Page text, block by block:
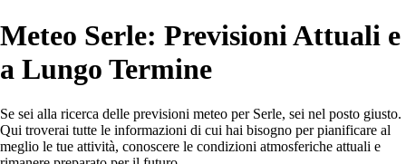
Meteo Serle: Previsioni Attuali e
a Lungo Termine
Se sei alla ricerca delle previsioni meteo per Serle, sei nel posto giusto.
Qui troverai tutte le informazioni di cui hai bisogno per pianificare al
meglio le tue attività, conoscere le condizioni atmosferiche attuali e